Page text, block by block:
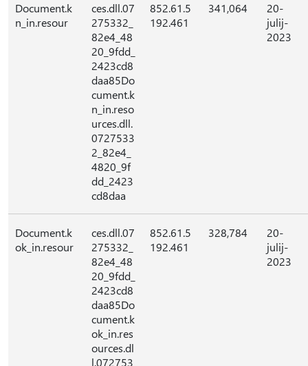
Document.k
n_in.resour
ces.dll.07
275332_
82e4_48
20_9fdd_
2423cd8
daa85Do
cument.k
n_in.reso
urces.dll.
0727533
2_82e4_
4820_9f
dd_2423
cd8daa
852.61.5
192.461
341,064
20-
julij-
2023
Document.k
ok_in.resour
ces.dll.07
275332_
82e4_48
20_9fdd_
2423cd8
daa85Do
cument.k
ok_in.res
ources.dl
l.072753
852.61.5
192.461
328,784
20-
julij-
2023